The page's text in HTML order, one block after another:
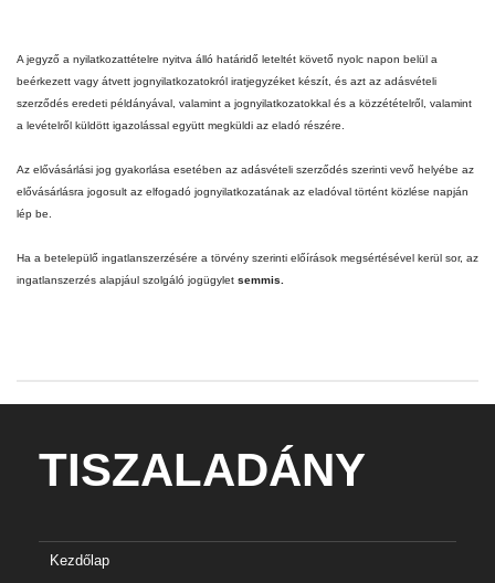
A jegyző a nyilatkozattételre nyitva álló határidő leteltét követő nyolc napon belül a
beérkezett vagy átvett jognyilatkozatokról iratjegyzéket készít, és azt az adásvételi
szerződés eredeti példányával, valamint a jognyilatkozatokkal és a közzétételről, valamint
a levételről küldött igazolással együtt megküldi az eladó részére.
Az elővásárlási jog gyakorlása esetében az adásvételi szerződés szerinti vevő helyébe az
elővásárlásra jogosult az elfogadó jognyilatkozatának az eladóval történt közlése napján
lép be.
Ha a betelepülő ingatlanszerzésére a törvény szerinti előírások megsértésével kerül sor, az
ingatlanszerzés alapjául szolgáló jogügylet semmis.
TISZALADÁNY
Kezdőlap